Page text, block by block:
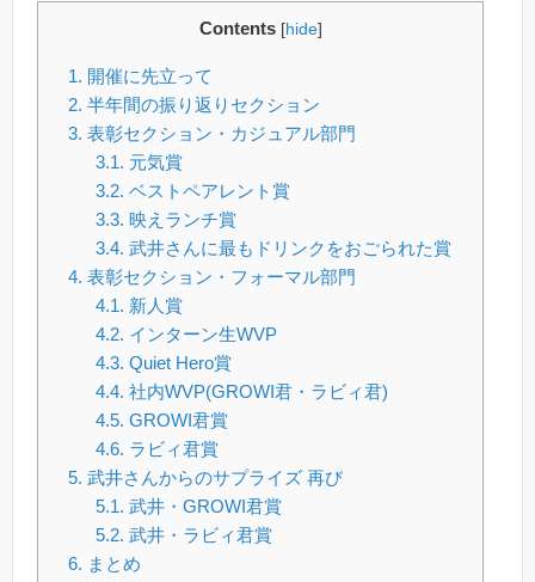
Contents [hide]
1. 開催に先立って
2. 半年間の振り返りセクション
3. 表彰セクション・カジュアル部門
3.1. 元気賞
3.2. ベストペアレント賞
3.3. 映えランチ賞
3.4. 武井さんに最もドリンクをおごられた賞
4. 表彰セクション・フォーマル部門
4.1. 新人賞
4.2. インターン生WVP
4.3. Quiet Hero賞
4.4. 社内WVP(GROWI君・ラビィ君)
4.5. GROWI君賞
4.6. ラビィ君賞
5. 武井さんからのサプライズ 再び
5.1. 武井・GROWI君賞
5.2. 武井・ラビィ君賞
6. まとめ